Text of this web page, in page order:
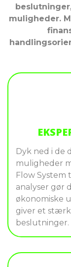
muligheder.
Dyk ned i de
muligheder
Flow System
analyser gør
økonomiske
giver et
beslutninger.